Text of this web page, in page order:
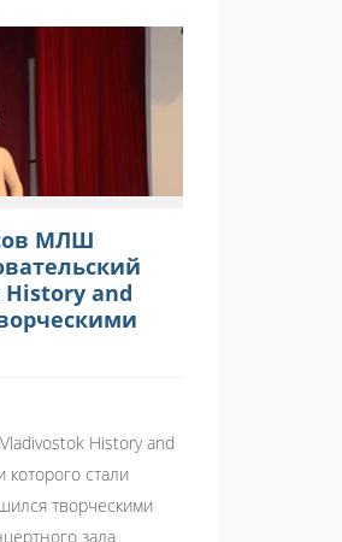
МЛШ
History and
History and
которого стали
творческими
зала